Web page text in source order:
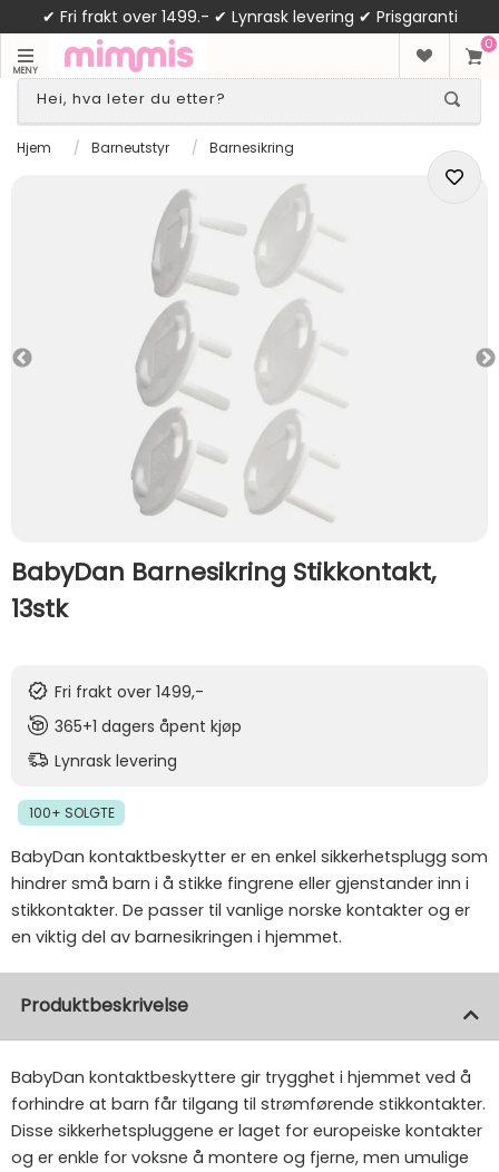
✔ Fri frakt over 1499.- ✔ Lynrask levering ✔ Prisgaranti
MENY
0
Hjem / Barneutstyr / Barnesikring
BabyDan Barnesikring Stikkontakt,
13stk
Fri frakt over 1499,-
365+1 dagers åpent kjøp
Lynrask levering
100+ SOLGTE
BabyDan kontaktbeskytter er en enkel sikkerhetsplugg som
hindrer små barn i å stikke fingrene eller gjenstander inn i
stikkontakter. De passer til vanlige norske kontakter og er
en viktig del av barnesikringen i hjemmet.
Produktbeskrivelse
BabyDan kontaktbeskyttere gir trygghet i hjemmet ved å
forhindre at barn får tilgang til strømførende stikkontakter.
Disse sikkerhetspluggene er laget for europeiske kontakter
og er enkle for voksne å montere og fjerne, men umulige